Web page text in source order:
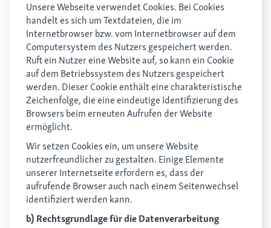
Unsere Webseite verwendet Cookies. Bei Cookies
handelt es sich um Textdateien, die im
Internetbrowser bzw. vom Internetbrowser auf dem
Computersystem des Nutzers gespeichert werden.
Ruft ein Nutzer eine Website auf, so kann ein Cookie
auf dem Betriebssystem des Nutzers gespeichert
werden. Dieser Cookie enthält eine charakteristische
Zeichenfolge, die eine eindeutige Identifizierung des
Browsers beim erneuten Aufrufen der Website
ermöglicht.
Wir setzen Cookies ein, um unsere Website
nutzerfreundlicher zu gestalten. Einige Elemente
unserer Internetseite erfordern es, dass der
aufrufende Browser auch nach einem Seitenwechsel
identifiziert werden kann.
b) Rechtsgrundlage für die Datenverarbeitung